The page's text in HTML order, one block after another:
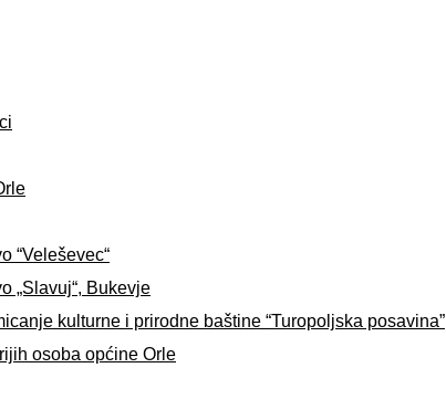
“Veleševec“
„Slavuj“, Bukevje
kulturne i prirodne baštine “Turopoljska posavina”
osoba općine Orle